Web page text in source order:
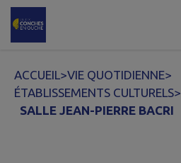
Contenu
ACCUEIL>VIE QUOTIDIENNE>
ÉTABLISSEMENTS CULTURELS>
SALLE JEAN-PIERRE BACRI